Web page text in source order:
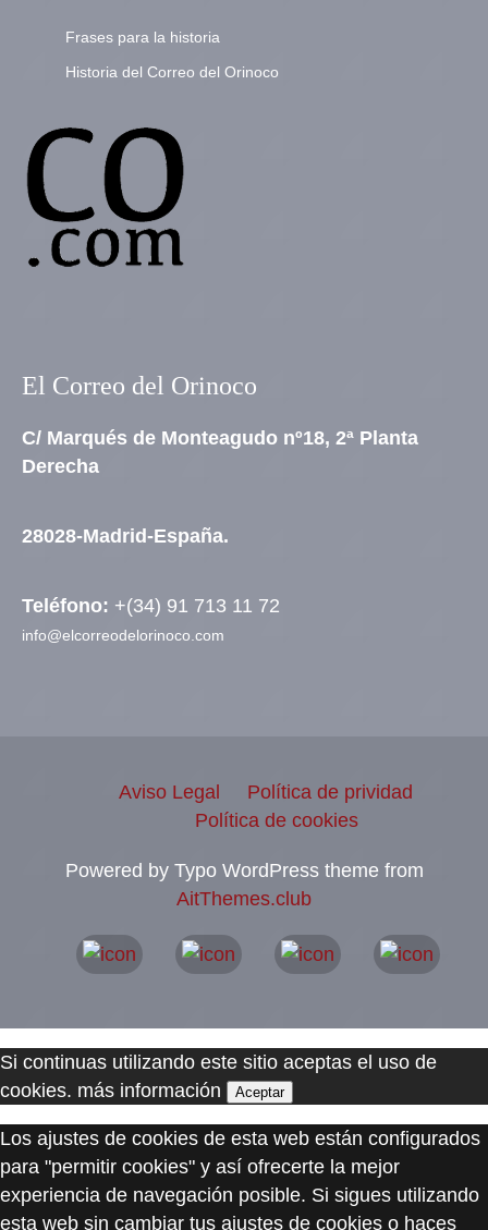
Frases para la historia
Historia del Correo del Orinoco
El Correo del Orinoco
C/ Marqués de Monteagudo nº18, 2ª Planta
Derecha
28028-Madrid-España.
Teléfono: +(34) 91 713 11 72
info@elcorreodelorinoco.com
Aviso Legal
Política de prividad
Política de cookies
Powered by Typo WordPress theme from
AitThemes.club
Si continuas utilizando este sitio aceptas el uso de
cookies. más información Aceptar
Los ajustes de cookies de esta web están configurados
para "permitir cookies" y así ofrecerte la mejor
experiencia de navegación posible. Si sigues utilizando
esta web sin cambiar tus ajustes de cookies o haces